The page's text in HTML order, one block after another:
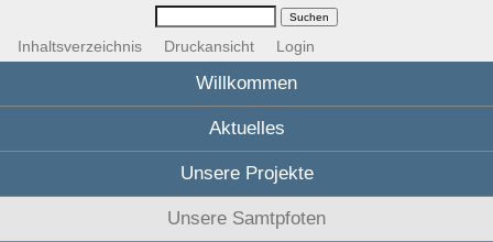
Inhaltsverzeichnis Druckansicht Login
Willkommen
Aktuelles
Unsere Projekte
Unsere Samtpfoten